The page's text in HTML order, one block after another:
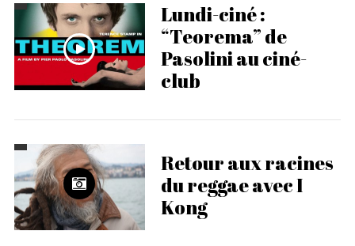
Lundi-ciné :
“Teorema” de
Pasolini au ciné-
club
Retour aux racines
du reggae avec I
Kong